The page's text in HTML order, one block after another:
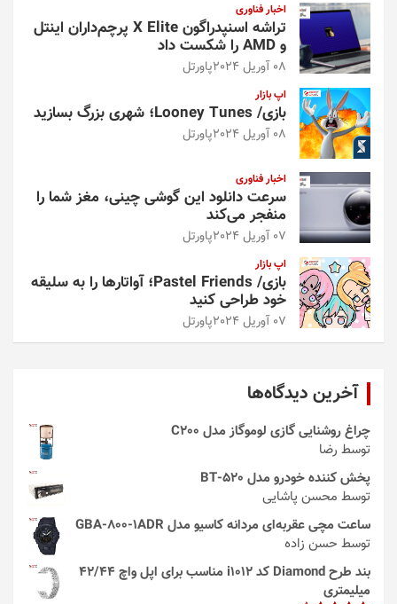
اخبار فناوری
تراشه اسنپدراگون X Elite پرچم‌داران اینتل
و AMD را شکست داد
08 آوریل 2024 پاورتل
اپ بازار
بازی/ Looney Tunes؛ شهری بزرگ بسازید
08 آوریل 2024 پاورتل
اخبار فناوری
سرعت دانلود این گوشی چینی، مغز شما را
منفجر می‌کند
07 آوریل 2024 پاورتل
اپ بازار
بازی/ Pastel Friends؛ آواتارها را به سلیقه
خود طراحی کنید
07 آوریل 2024 پاورتل
آخرین دیدگاه‌ها
چراغ روشنایی گازی لوموگاز مدل C200
توسط رضا
پخش کننده خودرو مدل 520-BT
توسط محسن پاشایی
ساعت مچی عقربه‌ای مردانه کاسیو مدل GBA-800-1ADR
توسط حسن زاده
بند طرح Diamond کد i1012 مناسب برای اپل واچ 42/44
میلیمتری